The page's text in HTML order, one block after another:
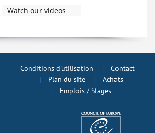
Watch our videos
Conditions d'utilisation
Contact
Plan du site
Achats
Emplois / Stages